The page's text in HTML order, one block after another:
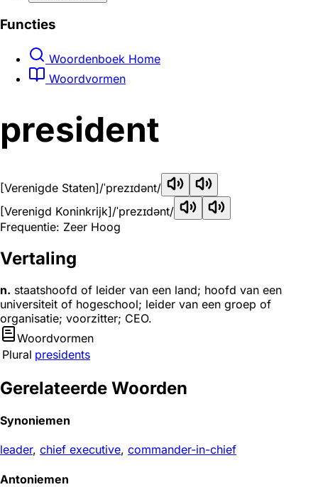
Functies
Woordenboek Home
Woordvormen
president
[Verenigde Staten]/ˈprezɪdənt/
[Verenigd Koninkrijk]/ˈprezɪdənt/
Frequentie: Zeer Hoog
Vertaling
n. staatshoofd of leider van een land; hoofd van een
universiteit of hogeschool; leider van een groep of
organisatie; voorzitter; CEO.
Woordvormen
Plural presidents
Gerelateerde Woorden
Synoniemen
leader, chief executive, commander-in-chief
Antoniemen